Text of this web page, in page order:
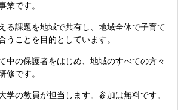
業です。
る課題を地域で共有し、地域全体で子育て
うことを目的としています。
中の保護者をはじめ、地域のすべての方々
修です。
の教員が担当します。参加は無料です。